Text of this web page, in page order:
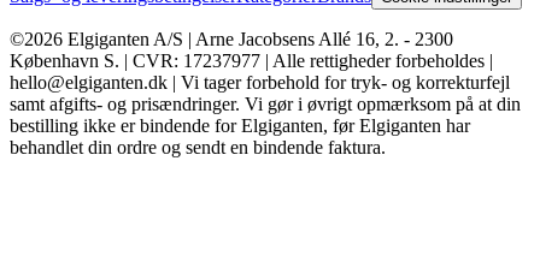
©2026 Elgiganten A/S | Arne Jacobsens Allé 16, 2. - 2300
København S. | CVR: 17237977 | Alle rettigheder forbeholdes |
hello@elgiganten.dk | Vi tager forbehold for tryk- og korrekturfejl
samt afgifts- og prisændringer. Vi gør i øvrigt opmærksom på at din
bestilling ikke er bindende for Elgiganten, før Elgiganten har
behandlet din ordre og sendt en bindende faktura.